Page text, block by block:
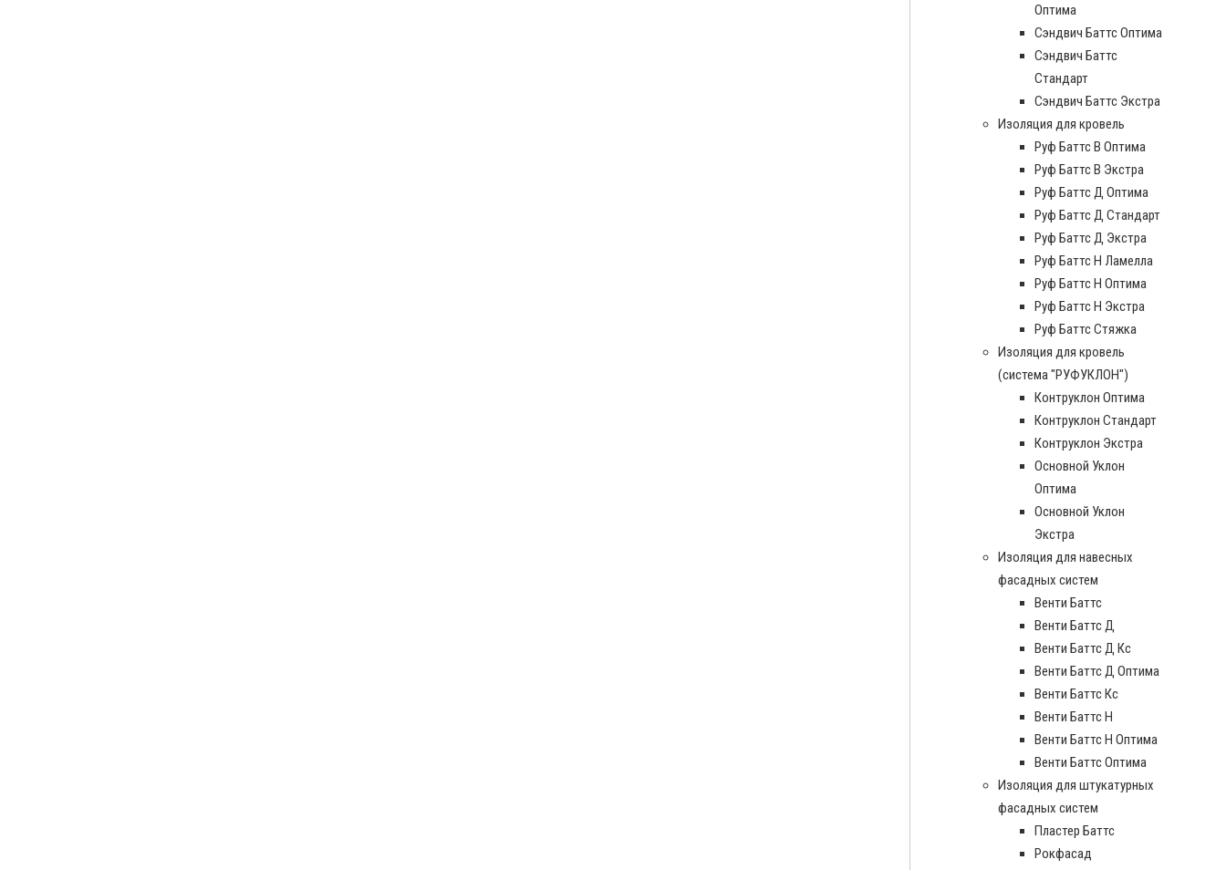
Оптима
Сэндвич Баттс Оптима
Сэндвич Баттс
Стандарт
Сэндвич Баттс Экстра
Изоляция для кровель
Руф Баттс В Оптима
Руф Баттс В Экстра
Руф Баттс Д Оптима
Руф Баттс Д Стандарт
Руф Баттс Д Экстра
Руф Баттс Н Ламелла
Руф Баттс Н Оптима
Руф Баттс Н Экстра
Руф Баттс Стяжка
Изоляция для кровель
(система "РУФУКЛОН")
Контруклон Оптима
Контруклон Стандарт
Контруклон Экстра
Основной Уклон
Оптима
Основной Уклон
Экстра
Изоляция для навесных
фасадных систем
Венти Баттс
Венти Баттс Д
Венти Баттс Д Кс
Венти Баттс Д Оптима
Венти Баттс Кс
Венти Баттс Н
Венти Баттс Н Оптима
Венти Баттс Оптима
Изоляция для штукатурных
фасадных систем
Пластер Баттс
Рокфасад